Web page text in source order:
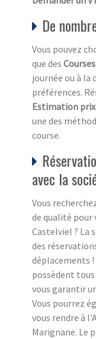
De
Vous pouvez
que des
journée ou à la
préférences.
Estimation prix
une des
course.
avec la
Vous
de qualité pour
Castelviel ? La
des
déplacements !
possèdent
vous garantir
Vous pourrez
vous rendre à
Marignane. Le